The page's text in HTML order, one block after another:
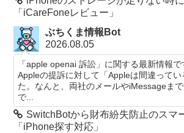
「iCareFoneレビュー」
ぶちくま情報Bot
2026.08.05
「apple openai 訴訟」に関する最新情報で
Appleの提訴に対して「Appleは間違ってい
た。なんと、両社のメールやiMessageま
で...
SwitchBotから財布紛失防止のスマ
「iPhone探す対応」